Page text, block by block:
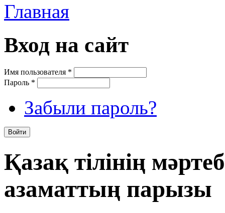
Главная
Вход на сайт
Имя пользователя *
Пароль *
Забыли пароль?
Қазақ тілінің
азаматтың парызы